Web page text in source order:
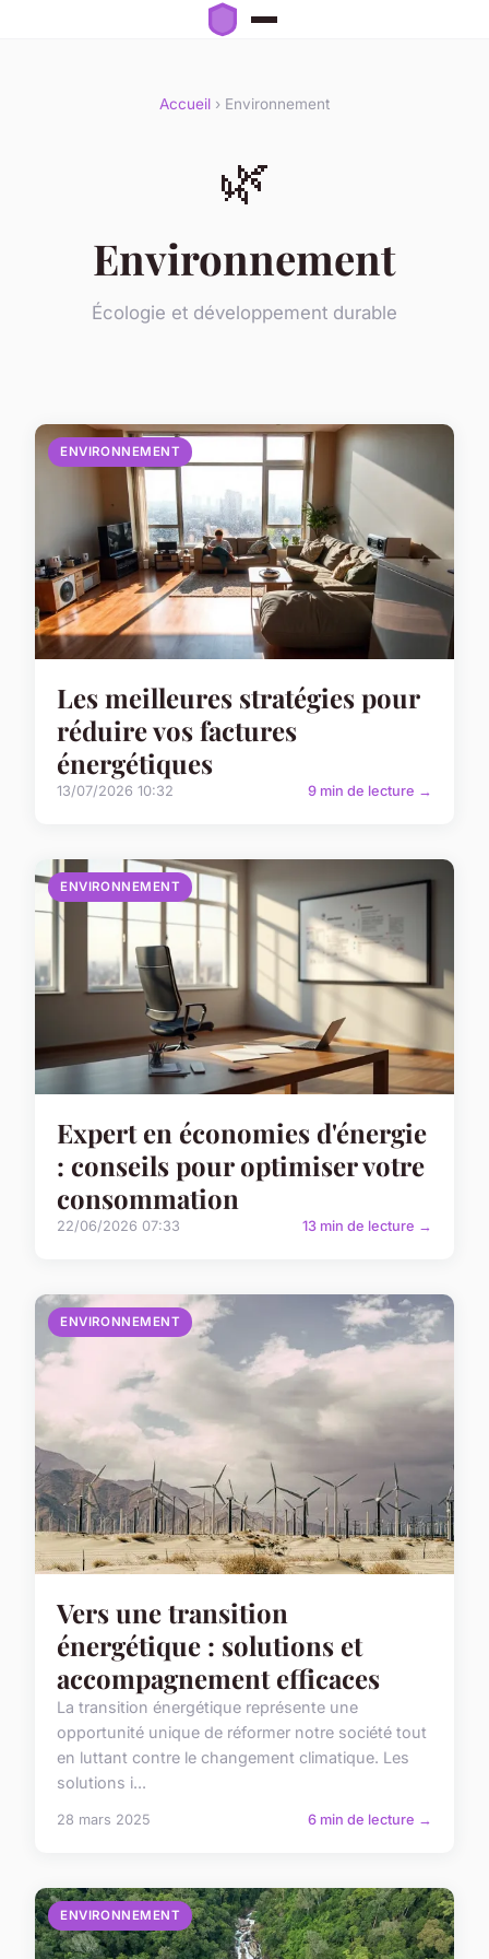
Accueil › Environnement
🌿
Environnement
Écologie et développement durable
ENVIRONNEMENT
Les meilleures stratégies pour
réduire vos factures
énergétiques
13/07/2026 10:32 9 min de lecture →
ENVIRONNEMENT
Expert en économies d'énergie
: conseils pour optimiser votre
consommation
22/06/2026 07:33 13 min de lecture →
ENVIRONNEMENT
Vers une transition
énergétique : solutions et
accompagnement efficaces
La transition énergétique représente une
opportunité unique de réformer notre société tout
en luttant contre le changement climatique. Les
solutions i...
28 mars 2025 6 min de lecture →
ENVIRONNEMENT